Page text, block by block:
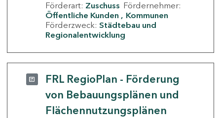
Förderart: Zuschuss Fördernehmer:
Öffentliche Kunden
Kommunen
Förderzweck: Städtebau und
Regionalentwicklung
FRL RegioPlan - Förderung
von Bebauungsplänen und
Flächennutzungsplänen